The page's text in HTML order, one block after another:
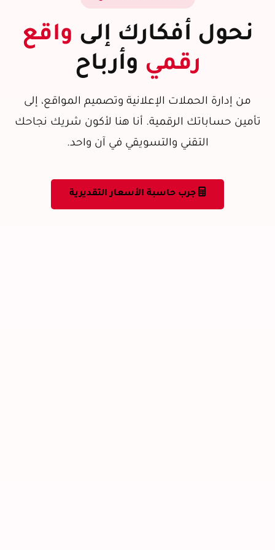
نحول أفكارك إلى واقع
رقمي وأرباح
من إدارة الحملات الإعلانية وتصميم المواقع، إلى
تأمين حساباتك الرقمية. أنا هنا لأكون شريك نجاحك
التقني والتسويقي في آن واحد.
جرب حاسبة الأسعار التقديرية